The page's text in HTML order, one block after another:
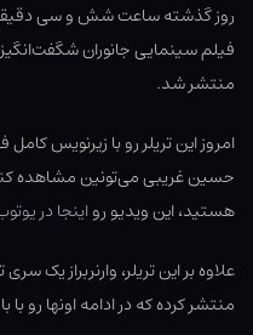
روز گذشته ساعت شش و سی دقیقه
فیلم سینمایی جانوران شگفت‌انگیز:
منتشر شد.
امروز این تریلر رو با زیرنویس
حسین غریبی می‌تونین مشاهده
هستید، این ویدیو رواینجا در
علاوه بر این تریلر، وارنربراز یک
منتشر کرده که در ادامه اونها رو